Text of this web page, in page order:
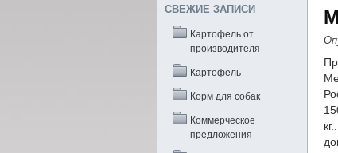
СВЕЖИЕ ЗАПИСИ
Картофель от
производителя
Картофель
Корм для собак
Коммерческое
предложения